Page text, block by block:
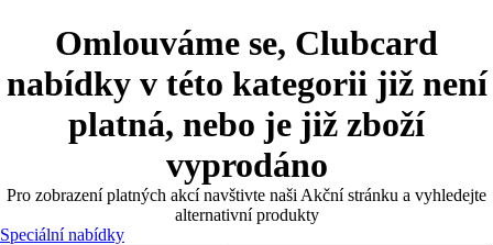
Omlouváme se, Clubcard
nabídky v této kategorii již není
platná, nebo je již zboží
vyprodáno
Pro zobrazení platných akcí navštivte naši Akční stránku a vyhledejte
alternativní produkty
Speciální nabídky